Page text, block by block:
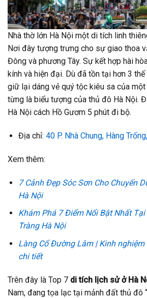
Nhà thờ lớn Hà Nội một di tích linh
Nơi đây tượng trưng cho sự giao thoa
Đông và phương Tây. Sự kết hợp hài
kính và hiện đại. Dù đã tồn tại hơn 3
giữ lại dáng vẻ quý tộc kiêu sa của
từng là biểu tượng của thủ đô Hà Nội.
Hà Nội cách Hồ Gươm 5 phút đi bộ.
Địa chỉ: 40 P. Nhà Chung, Hàng
Xem thêm:
7 Cảnh Đẹp Sóc Sơn Cho Chuyến
Hà Nội
Khám Phá 7 Điểm Nổi Bật Nhất
Tràng Hà Nội
Làng Cổ Đường Lâm | Kinh
chi tiết
Trên đây là Top 7 di tích lịch sử ở Hà
Nam, đang tọa lạc tại mảnh đất thủ đô